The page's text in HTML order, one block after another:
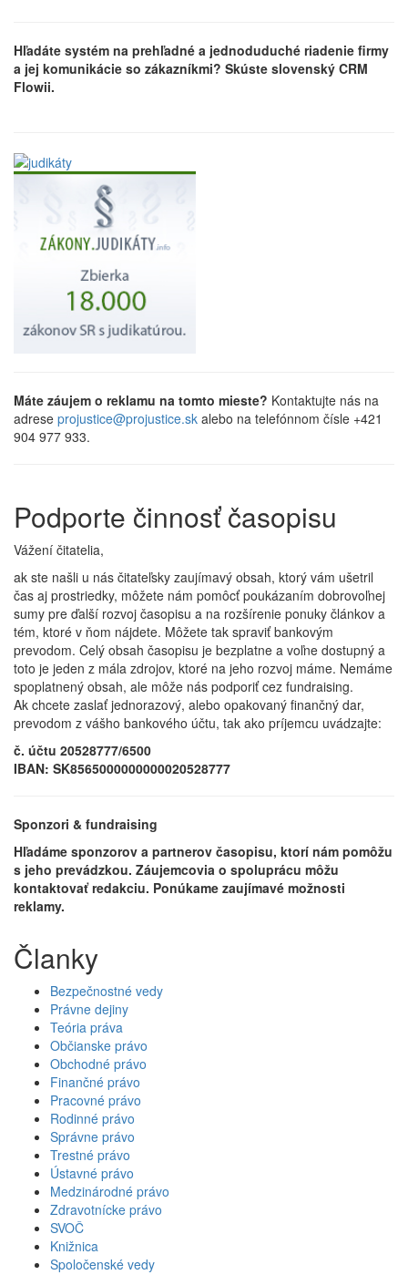
Hľadáte systém na prehľadné a jednoduduché riadenie firmy
a jej komunikácie so zákazníkmi? Skúste slovenský CRM
Flowii.
Máte záujem o reklamu na tomto mieste? Kontaktujte nás na
adrese projustice@projustice.sk alebo na telefónnom čísle +421
904 977 933.
Podporte činnosť časopisu
Vážení čitatelia,
ak ste našli u nás čitateľsky zaujímavý obsah, ktorý vám ušetril
čas aj prostriedky, môžete nám pomôcť poukázaním dobrovoľnej
sumy pre ďalší rozvoj časopisu a na rozšírenie ponuky článkov a
tém, ktoré v ňom nájdete. Môžete tak spraviť bankovým
prevodom. Celý obsah časopisu je bezplatne a voľne dostupný a
toto je jeden z mála zdrojov, ktoré na jeho rozvoj máme. Nemáme
spoplatnený obsah, ale môže nás podporiť cez fundraising.
Ak chcete zaslať jednorazový, alebo opakovaný finančný dar,
prevodom z vášho bankového účtu, tak ako príjemcu uvádzajte:
č. účtu 20528777/6500
IBAN: SK8565000000000020528777
Sponzori & fundraising
Hľadáme sponzorov a partnerov časopisu, ktorí nám pomôžu
s jeho prevádzkou. Záujemcovia o spoluprácu môžu
kontaktovať redakciu. Ponúkame zaujímavé možnosti
reklamy.
Članky
Bezpečnostné vedy
Právne dejiny
Teória práva
Občianske právo
Obchodné právo
Finančné právo
Pracovné právo
Rodinné právo
Správne právo
Trestné právo
Ústavné právo
Medzinárodné právo
Zdravotnícke právo
SVOČ
Knižnica
Spoločenské vedy